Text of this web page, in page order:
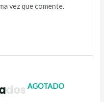
vez que comente.
AGOTADO